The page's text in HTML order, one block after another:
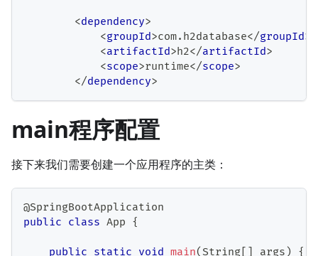
<dependency>
<groupId>com.h2database</groupId>
<artifactId>h2</artifactId>
<scope>runtime</scope>
</dependency>
main程序配置
接下来我们需要创建一个应用程序的主类：
@SpringBootApplication
public class App {
public static void main( String [ ] args ) {